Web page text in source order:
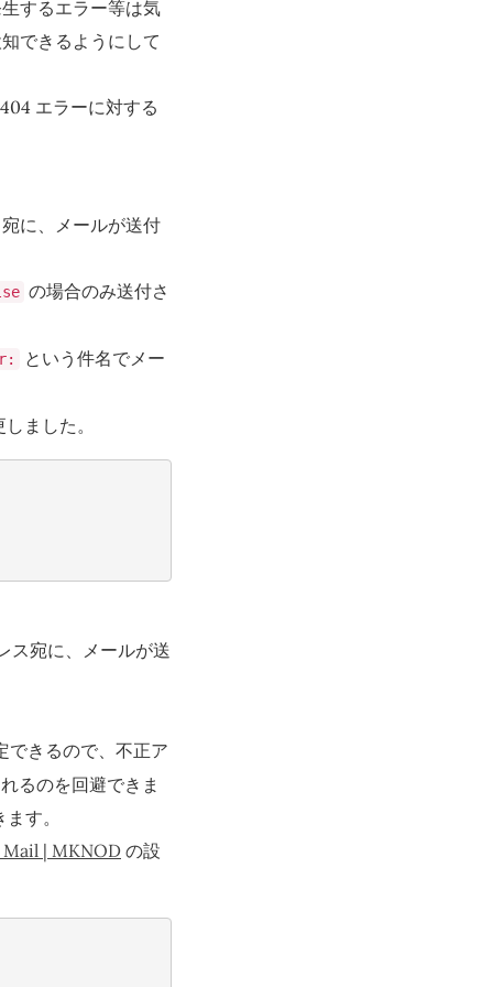
するエラー等は気
できるようにして
エラーに対する
に、メールが送付
の場合のみ送付さ
という件名でメー
ました。
ス宛に、メールが送
できるので、不正ア
るのを回避できま
す。
| MKNOD の設